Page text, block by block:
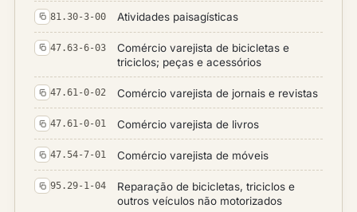
81.30-3-00 Atividades paisagísticas
47.63-6-03
Comércio varejista de bicicletas e
triciclos; peças e acessórios
47.61-0-02 Comércio varejista de jornais e revistas
47.61-0-01 Comércio varejista de livros
47.54-7-01 Comércio varejista de móveis
95.29-1-04
Reparação de bicicletas, triciclos e
outros veículos não motorizados